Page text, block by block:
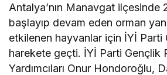
Antalya’nın Manavgat ilçesinde
başlayıp devam eden orman
etkilenen hayvanlar için İYİ Parti
harekete geçti. İYİ Parti Gençlik
Yardımcıları Onur Hondoroğlu,